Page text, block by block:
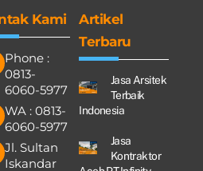
Kami
Phone :
0813-
6060-5977
WA : 0813-
6060-5977
Jl. Sultan
Iskandar
Artikel
Terbaru
Jasa Arsitek
Terbaik
Indonesia
Jasa
Kontraktor